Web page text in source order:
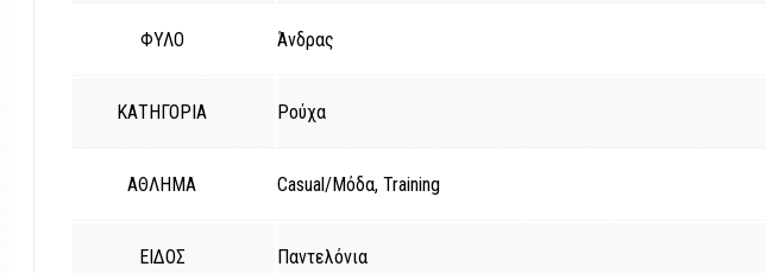
ΦΥΛΟ Άνδρας
ΚΑΤΗΓΟΡΙΑ Ρούχα
ΑΘΛΗΜΑ Casual/Μόδα, Training
ΕΙΔΟΣ Παντελόνια